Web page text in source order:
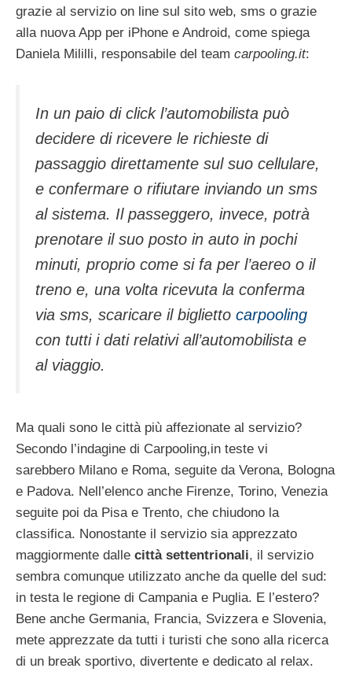
grazie al servizio on line sul sito web, sms o grazie
alla nuova App per iPhone e Android, come spiega
Daniela Mililli, responsabile del team carpooling.it:
In un paio di click l’automobilista può
decidere di ricevere le richieste di
passaggio direttamente sul suo cellulare,
e confermare o rifiutare inviando un sms
al sistema. Il passeggero, invece, potrà
prenotare il suo posto in auto in pochi
minuti, proprio come si fa per l’aereo o il
treno e, una volta ricevuta la conferma
via sms, scaricare il biglietto carpooling
con tutti i dati relativi all’automobilista e
al viaggio.
Ma quali sono le città più affezionate al servizio?
Secondo l’indagine di Carpooling,in teste vi
sarebbero Milano e Roma, seguite da Verona, Bologna
e Padova. Nell’elenco anche Firenze, Torino, Venezia
seguite poi da Pisa e Trento, che chiudono la
classifica. Nonostante il servizio sia apprezzato
maggiormente dalle città settentrionali, il servizio
sembra comunque utilizzato anche da quelle del sud:
in testa le regione di Campania e Puglia. E l’estero?
Bene anche Germania, Francia, Svizzera e Slovenia,
mete apprezzate da tutti i turisti che sono alla ricerca
di un break sportivo, divertente e dedicato al relax.